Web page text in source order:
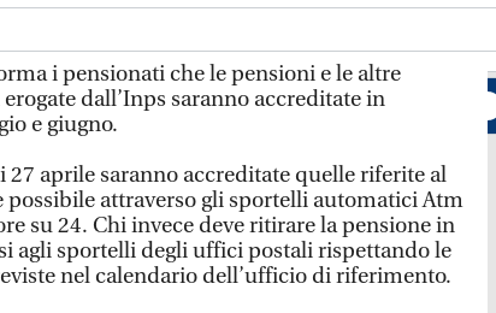
i pensionati che le pensioni e le altre
dall’Inps saranno accreditate in
e giugno.
aprile saranno accreditate quelle riferite al
possibile attraverso gli sportelli automatici Atm
su 24. Chi invece deve ritirare la pensione in
agli sportelli degli uffici postali rispettando le
nel calendario dell’ufficio di riferimento.